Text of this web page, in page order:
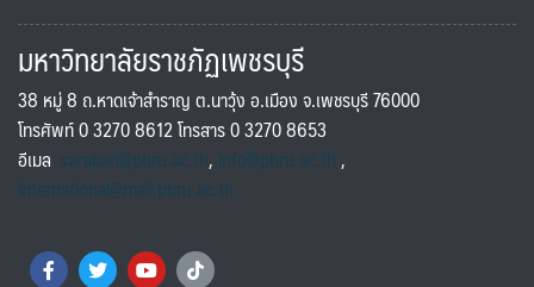
มหาวิทยาลัยราชภัฏเพชรบุรี
38 หมู่ 8 ถ.หาดเจ้าสำราญ ต.นาวุ้ง อ.เมือง จ.เพชรบุรี 76000
โทรศัพท์ 0 3270 8612 โทรสาร 0 3270 8653
อีเมล saraban@pbru.ac.th, info@pbru.ac.th,
international@mail.pbru.ac.th